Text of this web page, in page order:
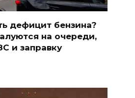
дефицит бензина?
на очереди,
и заправку